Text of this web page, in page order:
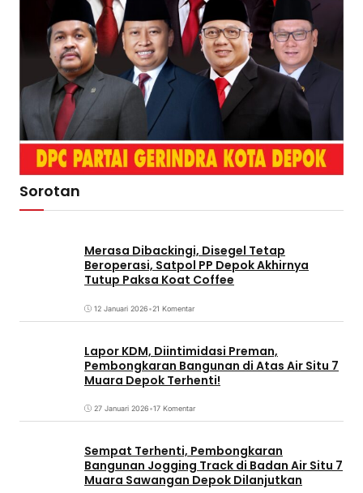
Sorotan
Merasa Dibackingi, Disegel Tetap
Beroperasi, Satpol PP Depok Akhirnya
Tutup Paksa Koat Coffee
12 Januari 2026•21 Komentar
Lapor KDM, Diintimidasi Preman,
Pembongkaran Bangunan di Atas Air Situ 7
Muara Depok Terhenti!
27 Januari 2026•17 Komentar
Sempat Terhenti, Pembongkaran
Bangunan Jogging Track di Badan Air Situ 7
Muara Sawangan Depok Dilanjutkan